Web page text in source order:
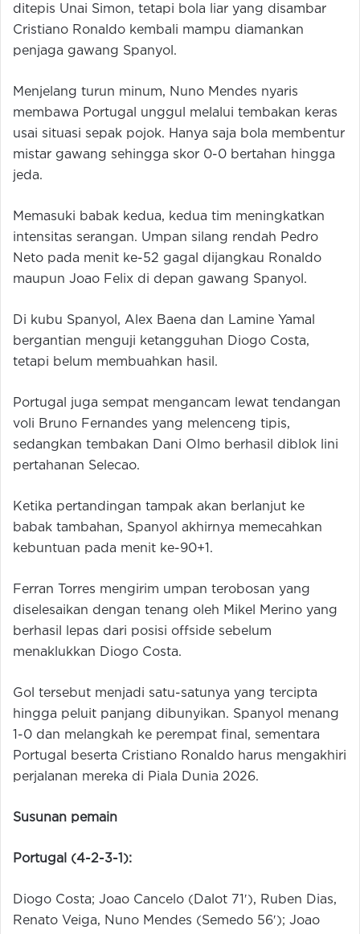
ditepis Unai Simon, tetapi bola liar yang disambar
Cristiano Ronaldo kembali mampu diamankan
penjaga gawang Spanyol.
Menjelang turun minum, Nuno Mendes nyaris
membawa Portugal unggul melalui tembakan keras
usai situasi sepak pojok. Hanya saja bola membentur
mistar gawang sehingga skor 0-0 bertahan hingga
jeda.
Memasuki babak kedua, kedua tim meningkatkan
intensitas serangan. Umpan silang rendah Pedro
Neto pada menit ke-52 gagal dijangkau Ronaldo
maupun Joao Felix di depan gawang Spanyol.
Di kubu Spanyol, Alex Baena dan Lamine Yamal
bergantian menguji ketangguhan Diogo Costa,
tetapi belum membuahkan hasil.
Portugal juga sempat mengancam lewat tendangan
voli Bruno Fernandes yang melenceng tipis,
sedangkan tembakan Dani Olmo berhasil diblok lini
pertahanan Selecao.
Ketika pertandingan tampak akan berlanjut ke
babak tambahan, Spanyol akhirnya memecahkan
kebuntuan pada menit ke-90+1.
Ferran Torres mengirim umpan terobosan yang
diselesaikan dengan tenang oleh Mikel Merino yang
berhasil lepas dari posisi offside sebelum
menaklukkan Diogo Costa.
Gol tersebut menjadi satu-satunya yang tercipta
hingga peluit panjang dibunyikan. Spanyol menang
1-0 dan melangkah ke perempat final, sementara
Portugal beserta Cristiano Ronaldo harus mengakhiri
perjalanan mereka di Piala Dunia 2026.
Susunan pemain
Portugal (4-2-3-1):
Diogo Costa; Joao Cancelo (Dalot 71′), Ruben Dias,
Renato Veiga, Nuno Mendes (Semedo 56′); Joao